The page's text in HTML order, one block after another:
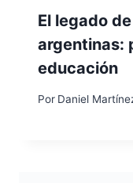
El legado
argentinas:
educación
Por Daniel